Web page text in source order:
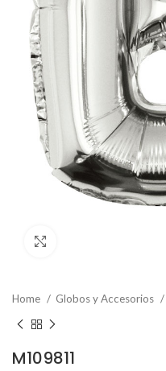
Home Globos y Accesorios
M109811